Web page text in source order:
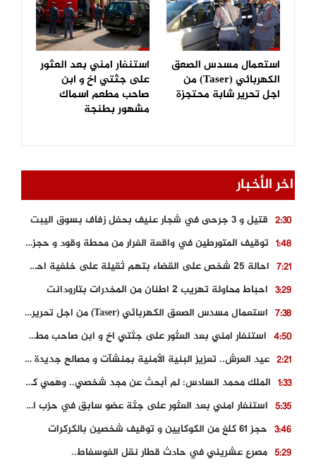
استعمال مسدس الصعق
الكهربائي (Taser) من
اجل تحرير شابة محتجزة
استنفار امني بعد العثور
على جثتي اخ و ابن
صاحب مطعم اسماك
مشهور بطنجة
اخر الأخبار
2:30 قتيل و 3 جرحى في شجار عنيف بحفل زفاف بسوق اليبت
1:48
توقيف المتورطين في واقعة الفرار من محطة وقود و حجز السيارة
7:21
احالة 25 شخص على القضاء بتهم ثقيلة على خلفية احداث المناطق الشمالية
3:29 احباط محاولة تهريب 2 اطنان من المخدرات بتارودانت
7:38
استعمال مسدس الصعق الكهربائي (Taser) من اجل تحرير شابة محتجزة
4:50
استنفار امني بعد العثور على جثتي اخ و ابن صاحب مطعم اسماك مشهور بطنجة
2:21
عيد العرش.. تعزيز البنية الأمنية بمنشآت و مصالح جديدة بكل من الحسيمة – فاس و الناظور
1:33
الملك محمد السادس: لم أبحث عن مجد شخصي.. وهَمي كرامة المغاربة
5:35
استنفار امني بعد العثور على جثة عضو سابق في حزب المصباح بالقنيطرة..
3:46 حجز 61 كلغ من الكوكايين و توقيف شخصين بالكركرات
5:29 مصرع عشريني في حادث قطار نقل الفوسفاط..